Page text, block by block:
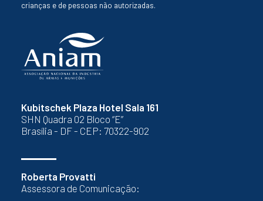
Kubitschek Plaza Hotel Sala 161
SHN Quadra 02 Bloco “E”
Brasília - DF - CEP: 70322-902
Roberta Provatti
Assessora de Comunicação:
crianças e de pessoas não autorizadas.